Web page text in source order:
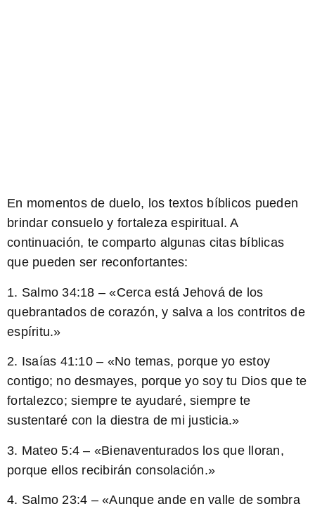
En momentos de duelo, los textos bíblicos pueden
brindar consuelo y fortaleza espiritual. A
continuación, te comparto algunas citas bíblicas
que pueden ser reconfortantes:
1. Salmo 34:18 – «Cerca está Jehová de los
quebrantados de corazón, y salva a los contritos de
espíritu.»
2. Isaías 41:10 – «No temas, porque yo estoy
contigo; no desmayes, porque yo soy tu Dios que te
fortalezco; siempre te ayudaré, siempre te
sustentaré con la diestra de mi justicia.»
3. Mateo 5:4 – «Bienaventurados los que lloran,
porque ellos recibirán consolación.»
4. Salmo 23:4 – «Aunque ande en valle de sombra